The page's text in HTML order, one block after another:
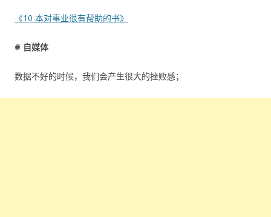
《10 本对事业很有帮助的书》
# 自媒体
数据不好的时候，我们会产生很大的挫败感；